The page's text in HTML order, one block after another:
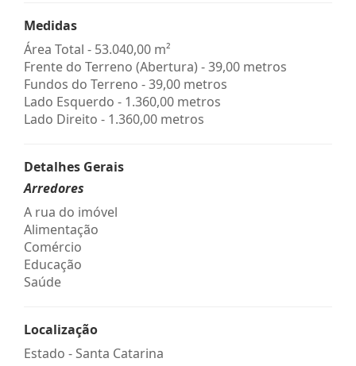
Medidas
Área Total - 53.040,00 m²
Frente do Terreno (Abertura) - 39,00 metros
Fundos do Terreno - 39,00 metros
Lado Esquerdo - 1.360,00 metros
Lado Direito - 1.360,00 metros
Detalhes Gerais
Arredores
A rua do imóvel
Alimentação
Comércio
Educação
Saúde
Localização
Estado -Santa Catarina